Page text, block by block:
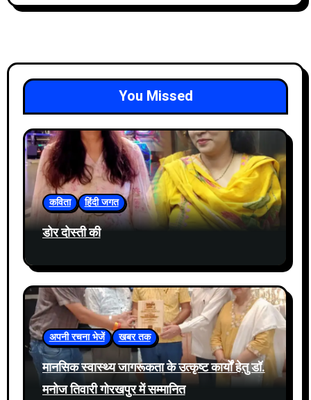
You Missed
कविता हिंदी जगत
डोर दोस्ती की
अपनी रचना भेजें खबर तक
मानसिक स्वास्थ्य जागरूकता के उत्कृष्ट कार्यों हेतु डॉ.
मनोज तिवारी गोरखपुर में सम्मानित